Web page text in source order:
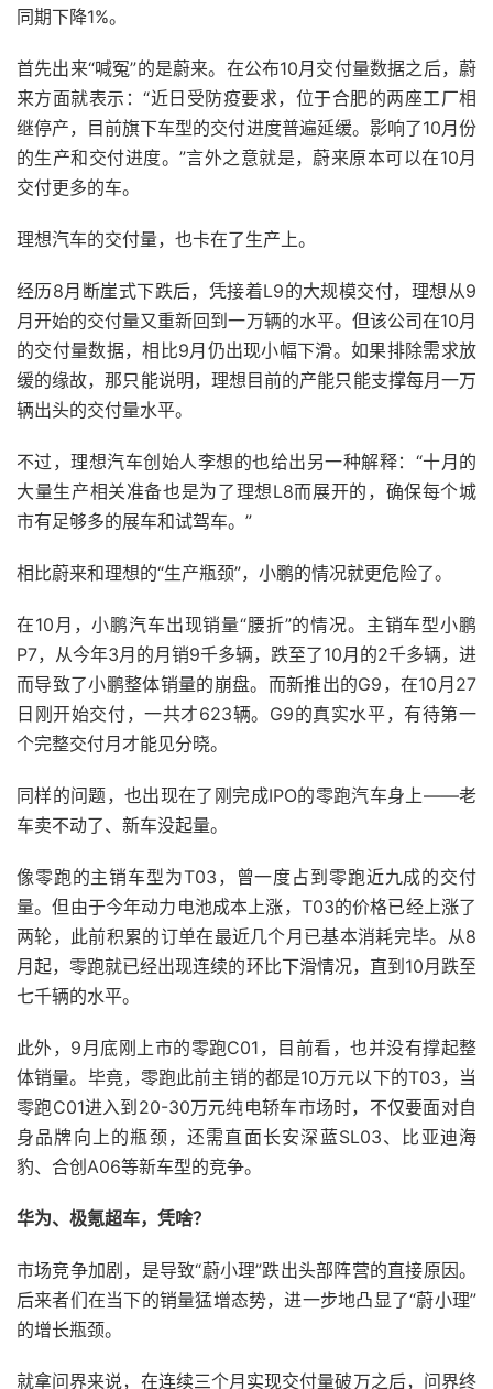
同期下降1%。
首先出来“喊冤”的是蔚来。在公布10月交付量数据之后，蔚
来方面就表示：“近日受防疫要求，位于合肥的两座工厂相
继停产，目前旗下车型的交付进度普遍延缓。影响了10月份
的生产和交付进度。”言外之意就是，蔚来原本可以在10月
交付更多的车。
理想汽车的交付量，也卡在了生产上。
经历8月断崖式下跌后，凭接着L9的大规模交付，理想从9
月开始的交付量又重新回到一万辆的水平。但该公司在10月
的交付量数据，相比9月仍出现小幅下滑。如果排除需求放
缓的缘故，那只能说明，理想目前的产能只能支撑每月一万
辆出头的交付量水平。
不过，理想汽车创始人李想的也给出另一种解释：“十月的
大量生产相关准备也是为了理想L8而展开的，确保每个城
市有足够多的展车和试驾车。”
相比蔚来和理想的“生产瓶颈”，小鹏的情况就更危险了。
在10月，小鹏汽车出现销量“腰折”的情况。主销车型小鹏
P7，从今年3月的月销9千多辆，跌至了10月的2千多辆，进
而导致了小鹏整体销量的崩盘。而新推出的G9，在10月27
日刚开始交付，一共才623辆。G9的真实水平，有待第一
个完整交付月才能见分晓。
同样的问题，也出现在了刚完成IPO的零跑汽车身上——老
车卖不动了、新车没起量。
像零跑的主销车型为T03，曾一度占到零跑近九成的交付
量。但由于今年动力电池成本上涨，T03的价格已经上涨了
两轮，此前积累的订单在最近几个月已基本消耗完毕。从8
月起，零跑就已经出现连续的环比下滑情况，直到10月跌至
七千辆的水平。
此外，9月底刚上市的零跑C01，目前看，也并没有撑起整
体销量。毕竟，零跑此前主销的都是10万元以下的T03，当
零跑C01进入到20-30万元纯电轿车市场时，不仅要面对自
身品牌向上的瓶颈，还需直面长安深蓝SL03、比亚迪海
豹、合创A06等新车型的竞争。
华为、极氪超车，凭啥？
市场竞争加剧，是导致“蔚小理”跌出头部阵营的直接原因。
后来者们在当下的销量猛增态势，进一步地凸显了“蔚小理”
的增长瓶颈。
就拿问界来说，在连续三个月实现交付量破万之后，问界终